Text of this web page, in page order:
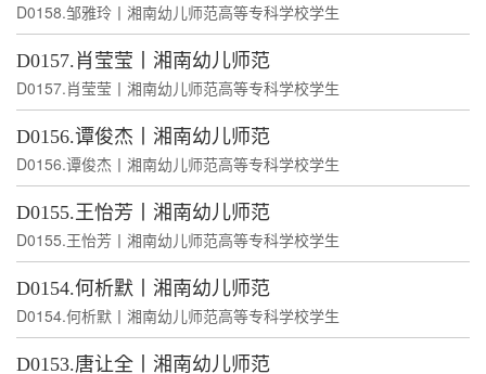
D0158.邹雅玲丨湘南幼儿师范高等专科学校学生
D0157.肖莹莹丨湘南幼儿师范
D0157.肖莹莹丨湘南幼儿师范高等专科学校学生
D0156.谭俊杰丨湘南幼儿师范
D0156.谭俊杰丨湘南幼儿师范高等专科学校学生
D0155.王怡芳丨湘南幼儿师范
D0155.王怡芳丨湘南幼儿师范高等专科学校学生
D0154.何析默丨湘南幼儿师范
D0154.何析默丨湘南幼儿师范高等专科学校学生
D0153.唐让全丨湘南幼儿师范